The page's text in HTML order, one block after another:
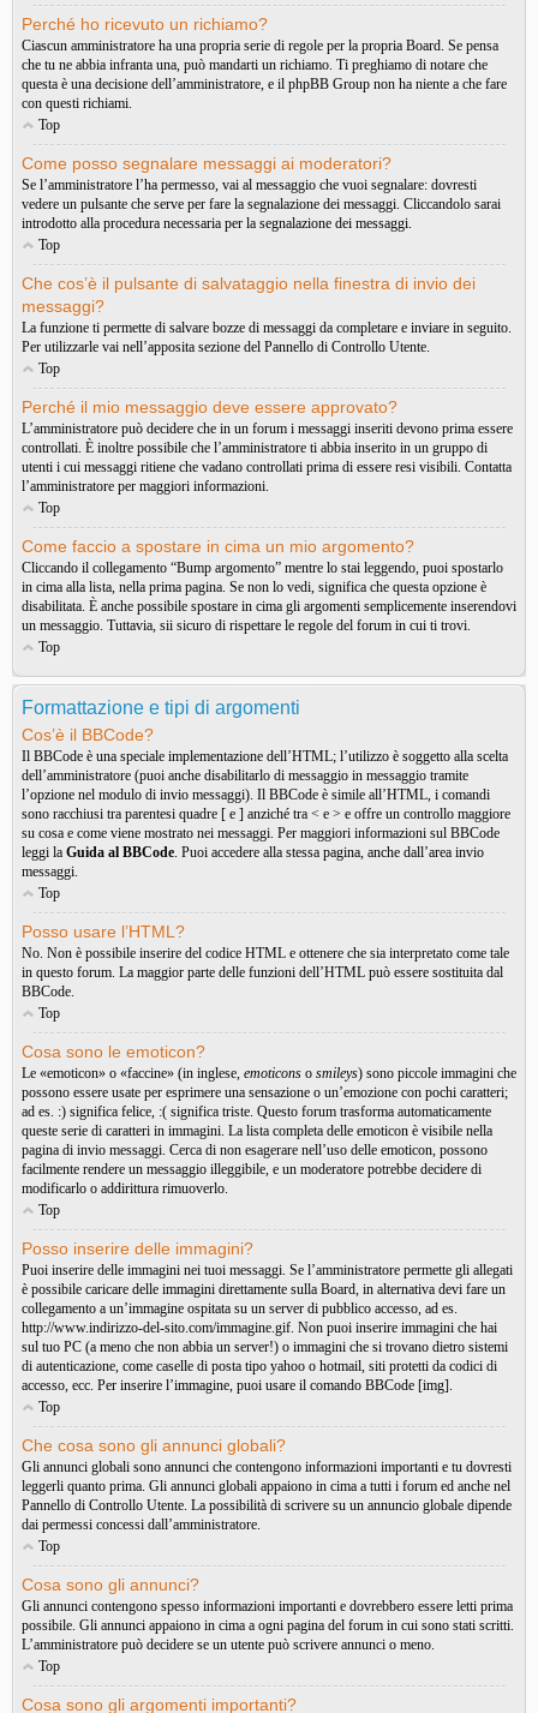
Perché ho ricevuto un richiamo?
Ciascun amministratore ha una propria serie di regole per la propria Board. Se pensa
che tu ne abbia infranta una, può mandarti un richiamo. Ti preghiamo di notare che
questa è una decisione dell’amministratore, e il phpBB Group non ha niente a che fare
con questi richiami.
Top
Come posso segnalare messaggi ai moderatori?
Se l’amministratore l’ha permesso, vai al messaggio che vuoi segnalare: dovresti
vedere un pulsante che serve per fare la segnalazione dei messaggi. Cliccandolo sarai
introdotto alla procedura necessaria per la segnalazione dei messaggi.
Top
Che cos’è il pulsante di salvataggio nella finestra di invio dei
messaggi?
La funzione ti permette di salvare bozze di messaggi da completare e inviare in seguito.
Per utilizzarle vai nell’apposita sezione del Pannello di Controllo Utente.
Top
Perché il mio messaggio deve essere approvato?
L’amministratore può decidere che in un forum i messaggi inseriti devono prima essere
controllati. È inoltre possibile che l’amministratore ti abbia inserito in un gruppo di
utenti i cui messaggi ritiene che vadano controllati prima di essere resi visibili. Contatta
l’amministratore per maggiori informazioni.
Top
Come faccio a spostare in cima un mio argomento?
Cliccando il collegamento “Bump argomento” mentre lo stai leggendo, puoi spostarlo
in cima alla lista, nella prima pagina. Se non lo vedi, significa che questa opzione è
disabilitata. È anche possibile spostare in cima gli argomenti semplicemente inserendovi
un messaggio. Tuttavia, sii sicuro di rispettare le regole del forum in cui ti trovi.
Top
Formattazione e tipi di argomenti
Cos’è il BBCode?
Il BBCode è una speciale implementazione dell’HTML; l’utilizzo è soggetto alla scelta
dell’amministratore (puoi anche disabilitarlo di messaggio in messaggio tramite
l’opzione nel modulo di invio messaggi). Il BBCode è simile all’HTML, i comandi
sono racchiusi tra parentesi quadre [ e ] anziché tra < e > e offre un controllo maggiore
su cosa e come viene mostrato nei messaggi. Per maggiori informazioni sul BBCode
leggi la Guida al BBCode. Puoi accedere alla stessa pagina, anche dall’area invio
messaggi.
Top
Posso usare l’HTML?
No. Non è possibile inserire del codice HTML e ottenere che sia interpretato come tale
in questo forum. La maggior parte delle funzioni dell’HTML può essere sostituita dal
BBCode.
Top
Cosa sono le emoticon?
Le «emoticon» o «faccine» (in inglese, emoticons o smileys) sono piccole immagini che
possono essere usate per esprimere una sensazione o un’emozione con pochi caratteri;
ad es. :) significa felice, :( significa triste. Questo forum trasforma automaticamente
queste serie di caratteri in immagini. La lista completa delle emoticon è visibile nella
pagina di invio messaggi. Cerca di non esagerare nell’uso delle emoticon, possono
facilmente rendere un messaggio illeggibile, e un moderatore potrebbe decidere di
modificarlo o addirittura rimuoverlo.
Top
Posso inserire delle immagini?
Puoi inserire delle immagini nei tuoi messaggi. Se l’amministratore permette gli allegati
è possibile caricare delle immagini direttamente sulla Board, in alternativa devi fare un
collegamento a un’immagine ospitata su un server di pubblico accesso, ad es.
http://www.indirizzo-del-sito.com/immagine.gif. Non puoi inserire immagini che hai
sul tuo PC (a meno che non abbia un server!) o immagini che si trovano dietro sistemi
di autenticazione, come caselle di posta tipo yahoo o hotmail, siti protetti da codici di
accesso, ecc. Per inserire l’immagine, puoi usare il comando BBCode [img].
Top
Che cosa sono gli annunci globali?
Gli annunci globali sono annunci che contengono informazioni importanti e tu dovresti
leggerli quanto prima. Gli annunci globali appaiono in cima a tutti i forum ed anche nel
Pannello di Controllo Utente. La possibilità di scrivere su un annuncio globale dipende
dai permessi concessi dall’amministratore.
Top
Cosa sono gli annunci?
Gli annunci contengono spesso informazioni importanti e dovrebbero essere letti prima
possibile. Gli annunci appaiono in cima a ogni pagina del forum in cui sono stati scritti.
L’amministratore può decidere se un utente può scrivere annunci o meno.
Top
Cosa sono gli argomenti importanti?